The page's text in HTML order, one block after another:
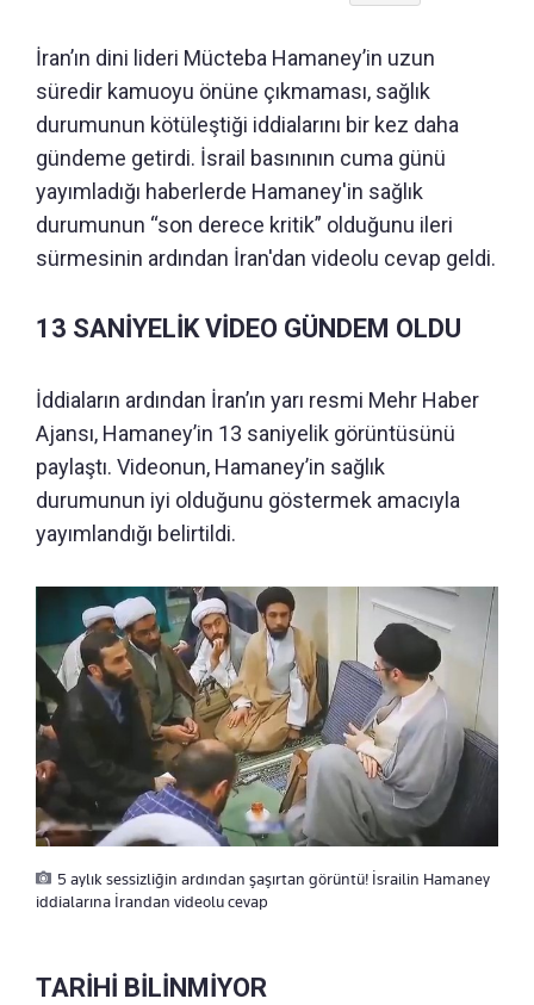
İran’ın dini lideri Mücteba Hamaney’in uzun
süredir kamuoyu önüne çıkmaması, sağlık
durumunun kötüleştiği iddialarını bir kez daha
gündeme getirdi. İsrail basınının cuma günü
yayımladığı haberlerde Hamaney'in sağlık
durumunun “son derece kritik” olduğunu ileri
sürmesinin ardından İran'dan videolu cevap geldi.
13 SANİYELİK VİDEO GÜNDEM OLDU
İddiaların ardından İran’ın yarı resmi Mehr Haber
Ajansı, Hamaney’in 13 saniyelik görüntüsünü
paylaştı. Videonun, Hamaney’in sağlık
durumunun iyi olduğunu göstermek amacıyla
yayımlandığı belirtildi.
5 aylık sessizliğin ardından şaşırtan görüntü! İsrailin Hamaney
iddialarına İrandan videolu cevap
TARİHİ BİLİNMİYOR